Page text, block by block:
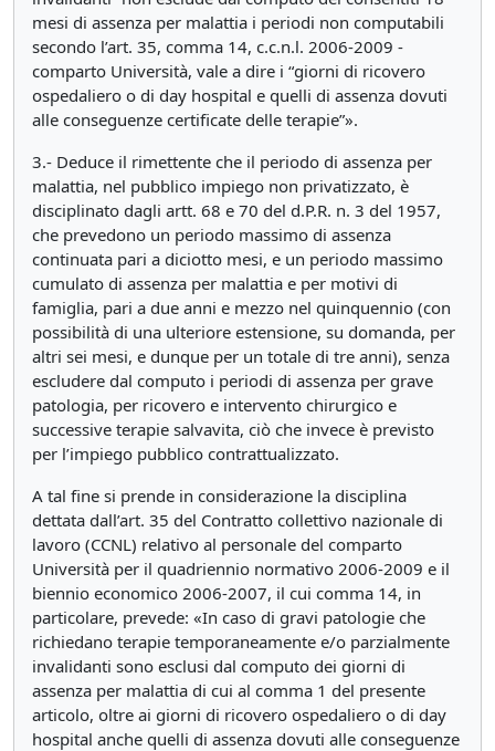
mesi di assenza per malattia i periodi non computabili
secondo l’art. 35, comma 14, c.c.n.l. 2006-2009 -
comparto Università, vale a dire i “giorni di ricovero
ospedaliero o di day hospital e quelli di assenza dovuti
alle conseguenze certificate delle terapie”».
3.- Deduce il rimettente che il periodo di assenza per
malattia, nel pubblico impiego non privatizzato, è
disciplinato dagli artt. 68 e 70 del d.P.R. n. 3 del 1957,
che prevedono un periodo massimo di assenza
continuata pari a diciotto mesi, e un periodo massimo
cumulato di assenza per malattia e per motivi di
famiglia, pari a due anni e mezzo nel quinquennio (con
possibilità di una ulteriore estensione, su domanda, per
altri sei mesi, e dunque per un totale di tre anni), senza
escludere dal computo i periodi di assenza per grave
patologia, per ricovero e intervento chirurgico e
successive terapie salvavita, ciò che invece è previsto
per l’impiego pubblico contrattualizzato.
A tal fine si prende in considerazione la disciplina
dettata dall’art. 35 del Contratto collettivo nazionale di
lavoro (CCNL) relativo al personale del comparto
Università per il quadriennio normativo 2006-2009 e il
biennio economico 2006-2007, il cui comma 14, in
particolare, prevede: «In caso di gravi patologie che
richiedano terapie temporaneamente e/o parzialmente
invalidanti sono esclusi dal computo dei giorni di
assenza per malattia di cui al comma 1 del presente
articolo, oltre ai giorni di ricovero ospedaliero o di day
hospital anche quelli di assenza dovuti alle conseguenze